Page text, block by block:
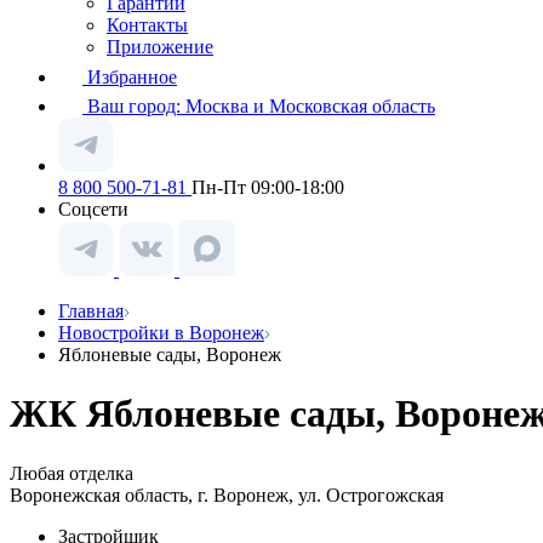
Контакты
Приложение
Избранное
Ваш город: Москва и Московская область
8 800 500-71-81 Пн-Пт 09:00-18:00
Соцсети
Главная
Новостройки в Воронеж
Яблоневые сады, Воронеж
ЖК Яблоневые сады,
Любая отделка
Воронежская область, г. Воронеж, ул. Острогожская
Застройщик